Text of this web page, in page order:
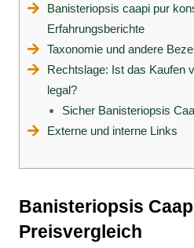
Banisteriopsis caapi pur
Erfahrungsberichte
Taxonomie und andere
Rechtslage: Ist das Kaufen
legal?
Sicher Banisteriopsis
Externe und interne Links
Banisteriopsis
Preisvergleich